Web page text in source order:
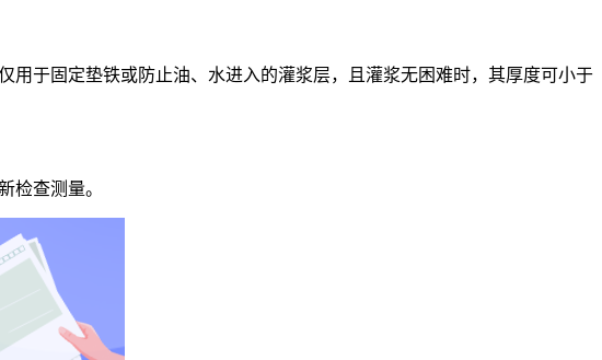
用于固定垫铁或防止油、水进入的灌浆层，且灌浆无困难时，其厚度可小于
检查测量。